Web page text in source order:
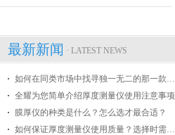
最新新闻 · LATEST NEWS
如何在同类市场中找寻独一无二的那一款膜厚仪
全耀为您简单介绍厚度测量仪使用注意事项
膜厚仪的种类是什么？怎么选才最合适？
如何保证厚度测量仪使用质量？选择时需掌握哪些条件？